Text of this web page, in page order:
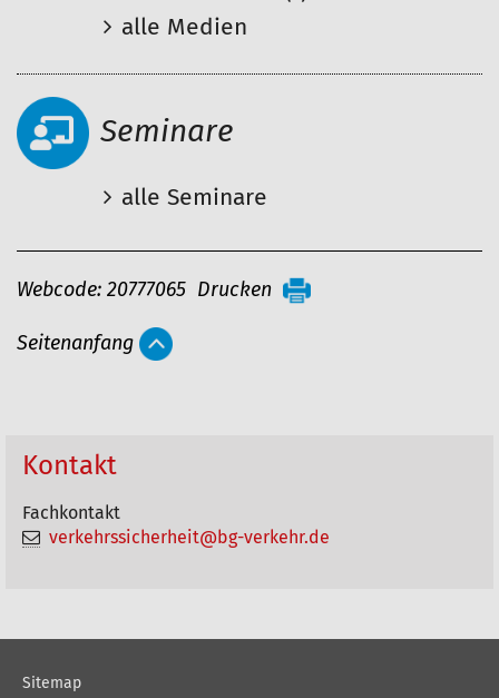
alle Medien
Seminare
alle Seminare
A
t
e
a
n
Webcode: 20777065 Drucken
Seitenanfang
Kontakt
Fachkontakt
verkehrssicherheit@bg-verkehr.de
Sitemap